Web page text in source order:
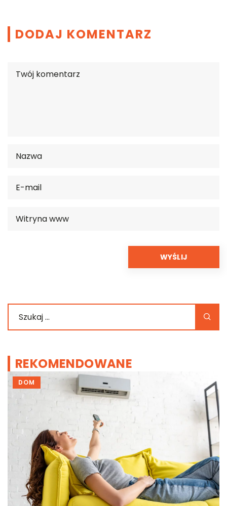
DODAJ KOMENTARZ
REKOMENDOWANE
DOM